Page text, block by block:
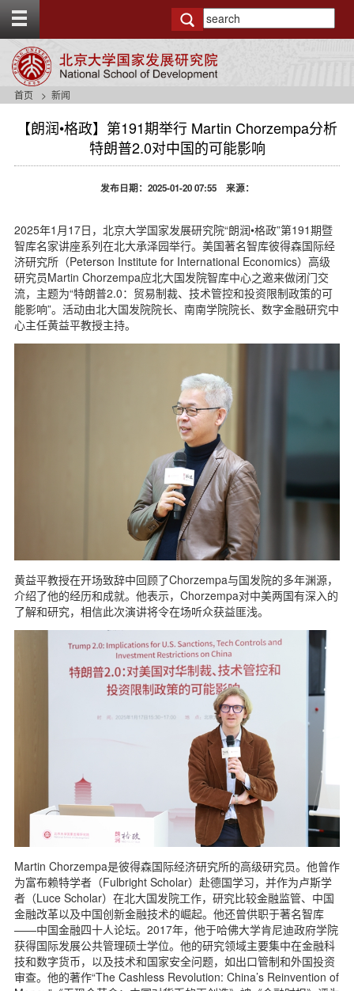
g
t
首页 新闻
【朗润•格政】第191期举行 Martin Chorzempa分析
特朗普2.0对中国的可能影响
发布日期：2025-01-20 07:55 来源：
2025年1月17日，北京大学国家发展研究院“朗润•格政”第191期暨
智库名家讲座系列在北大承泽园举行。美国著名智库彼得森国际经
济研究所（Peterson Institute for International Economics）高级
研究员Martin Chorzempa应北大国发院智库中心之邀来做闭门交
流，主题为“特朗普2.0：贸易制裁、技术管控和投资限制政策的可
能影响”。活动由北大国发院院长、南南学院院长、数字金融研究中
心主任黄益平教授主持。
黄益平教授在开场致辞中回顾了Chorzempa与国发院的多年渊源，
介绍了他的经历和成就。他表示，Chorzempa对中美两国有深入的
了解和研究，相信此次演讲将令在场听众获益匪浅。
Martin Chorzempa是彼得森国际经济研究所的高级研究员。他曾作
为富布赖特学者（Fulbright Scholar）赴德国学习，并作为卢斯学
者（Luce Scholar）在北大国发院工作，研究比较金融监管、中国
金融改革以及中国创新金融技术的崛起。他还曾供职于著名智库
——中国金融四十人论坛。2017年，他于哈佛大学肯尼迪政府学院
获得国际发展公共管理硕士学位。他的研究领域主要集中在金融科
技和数字货币，以及技术和国家安全问题，如出口管制和外国投资
审查。他的著作“The Cashless Revolution: China’s Reinvention of